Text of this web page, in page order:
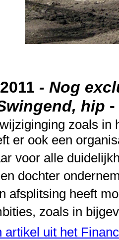
- Nog
hip -
zoals in
er ook een
voor alle
dochter
afsplitsing heeft
zoals in
artikel uit het